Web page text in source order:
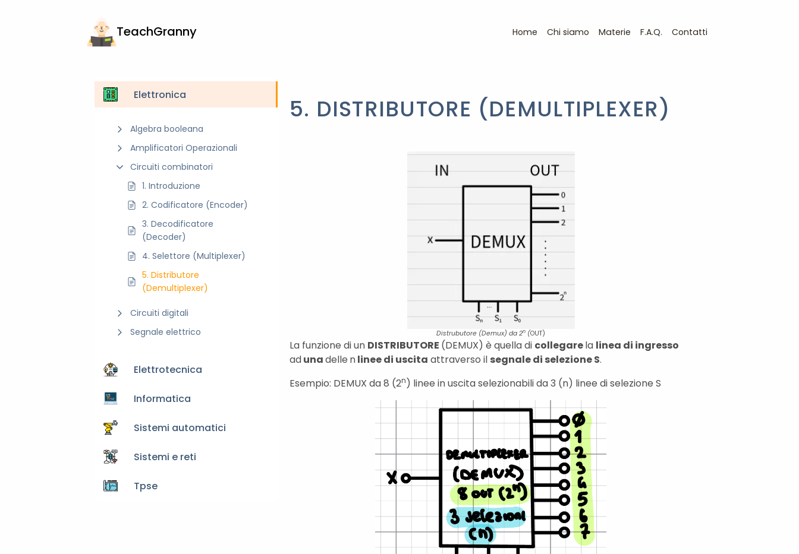
TeachGranny Home Chi siamo Materie F.A.Q. Contatti
Elettronica
Algebra booleana
Amplificatori Operazionali
Circuiti combinatori
1. Introduzione
2. Codificatore (Encoder)
3. Decodificatore
(Decoder)
4. Selettore (Multiplexer)
5. Distributore
(Demultiplexer)
Circuiti digitali
Segnale elettrico
Elettrotecnica
Informatica
Sistemi automatici
Sistemi e reti
Tpse
5. DISTRIBUTORE (DEMULTIPLEXER)
Distrubutore (Demux) da 2n (OUT)
La funzione di un DISTRIBUTORE (DEMUX) è quella di collegarela linea di ingresso
adunadelle nlinee di uscita attraverso il segnale di selezione S.
Esempio: DEMUX da 8 (2n) linee in uscita selezionabili da 3 (n) linee di selezione S